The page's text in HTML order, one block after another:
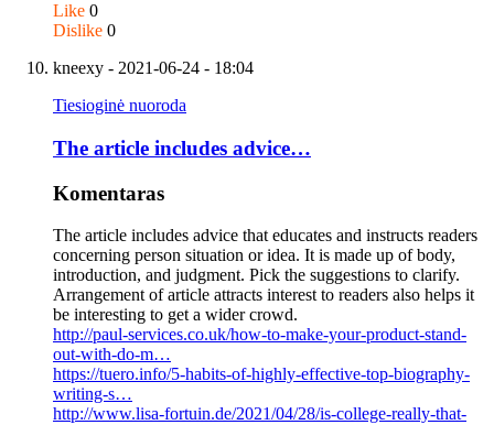
Like 0
Dislike 0
kneexy - 2021-06-24 - 18:04
Tiesioginė nuoroda
The article includes advice…
Komentaras
The article includes advice that educates and instructs readers
concerning person situation or idea. It is made up of body,
introduction, and judgment. Pick the suggestions to clarify.
Arrangement of article attracts interest to readers also helps it
be interesting to get a wider crowd.
http://paul-services.co.uk/how-to-make-your-product-stand-
out-with-do-m…
https://tuero.info/5-habits-of-highly-effective-top-biography-
writing-s…
http://www.lisa-fortuin.de/2021/04/28/is-college-really-that-